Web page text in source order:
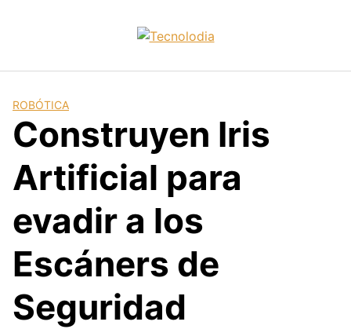
ROBÓTICA
Construyen Iris
Artificial para
evadir a los
Escáners de
Seguridad